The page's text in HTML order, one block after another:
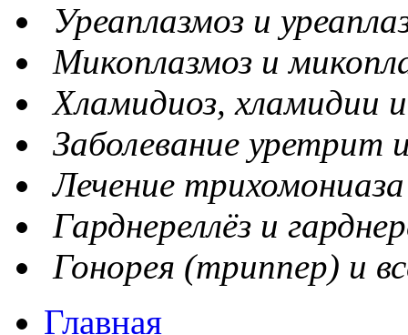
Уреаплазмоз и
Микоплазмоз и
Хламидиоз, хламидии
Заболевание уретрит
Лечение
Гарднереллёз и
Гонорея (триппер) и
Главная